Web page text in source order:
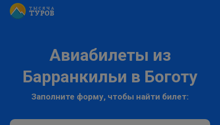
Авиабилеты из
Барранкильи в Боготу
Заполните форму, чтобы найти билет: